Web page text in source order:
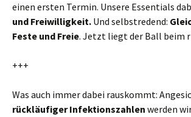
einen ersten Termin. Unsere Essentials
und Freiwilligkeit. Und selbstredend:
Feste und Freie. Jetzt liegt der Ball beim
+++
Was auch immer dabei rauskommt:
rückläufiger Infektionszahlen werden